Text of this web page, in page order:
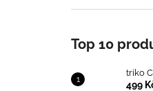
Top 10
triko
499